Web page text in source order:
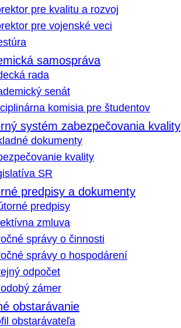
pre kvalitu a rozvoj
pre vojenské veci
samospráva
rada
senát
komisia pre študentov
systém zabezpečovania kvality
dokumenty
kvality
SR
predpisy a dokumenty
predpisy
zmluva
správy o činnosti
správy o hospodárení
odpočet
zámer
obstarávanie
obstarávateľa